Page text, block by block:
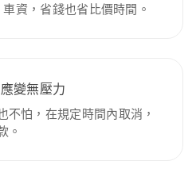
資，省錢也省比價時間。
變無壓力
不怕，在規定時間內取消，
。